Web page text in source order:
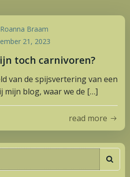
Roanna Braam
21, 2023
toch carnivoren?
van de spijsvertering van een
mijn blog, waar we de […]
read more